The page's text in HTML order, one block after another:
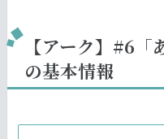
【アーク】#6「
の基本情報